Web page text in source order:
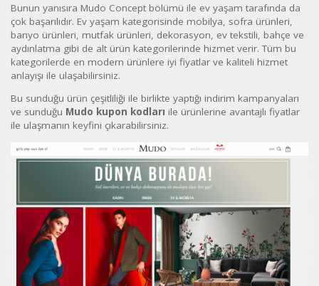
Bunun yanısıra Mudo Concept bölümü ile ev yaşam tarafında da
çok başarılıdır. Ev yaşam kategorisinde mobilya, sofra ürünleri,
banyo ürünleri, mutfak ürünleri, dekorasyon, ev tekstili, bahçe ve
aydınlatma gibi de alt ürün kategorilerinde hizmet verir. Tüm bu
kategorilerde en modern ürünlere iyi fiyatlar ve kaliteli hizmet
anlayışı ile ulaşabilirsiniz.
Bu sunduğu ürün çeşitliliği ile birlikte yaptığı indirim kampanyaları
ve sunduğu Mudo kupon kodları ile ürünlerine avantajlı fiyatlar
ile ulaşmanın keyfini çıkarabilirsiniz.